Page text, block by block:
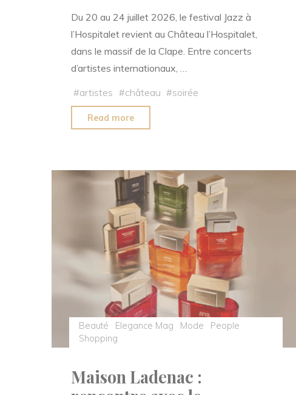
Du 20 au 24 juillet 2026, le festival Jazz à
l’Hospitalet revient au Château l’Hospitalet,
dans le massif de la Clape. Entre concerts
d’artistes internationaux, …
#artistes #château #soirée
Read more
2026
Sting,
Jean-
Louis
Aubert
et
Deluxe
au
cœur
Beauté Elegance Mag Mode
People
Shopping
Maison Ladenac :